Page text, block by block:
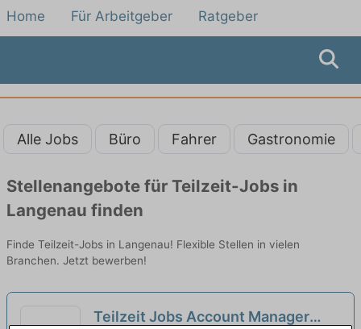
Home Für Arbeitgeber Ratgeber
Alle Jobs Büro Fahrer Gastronomie
Stellenangebote für Teilzeit-Jobs in
Langenau finden
Finde Teilzeit-Jobs in Langenau! Flexible Stellen in vielen
Branchen. Jetzt bewerben!
Teilzeit Jobs Account Manager